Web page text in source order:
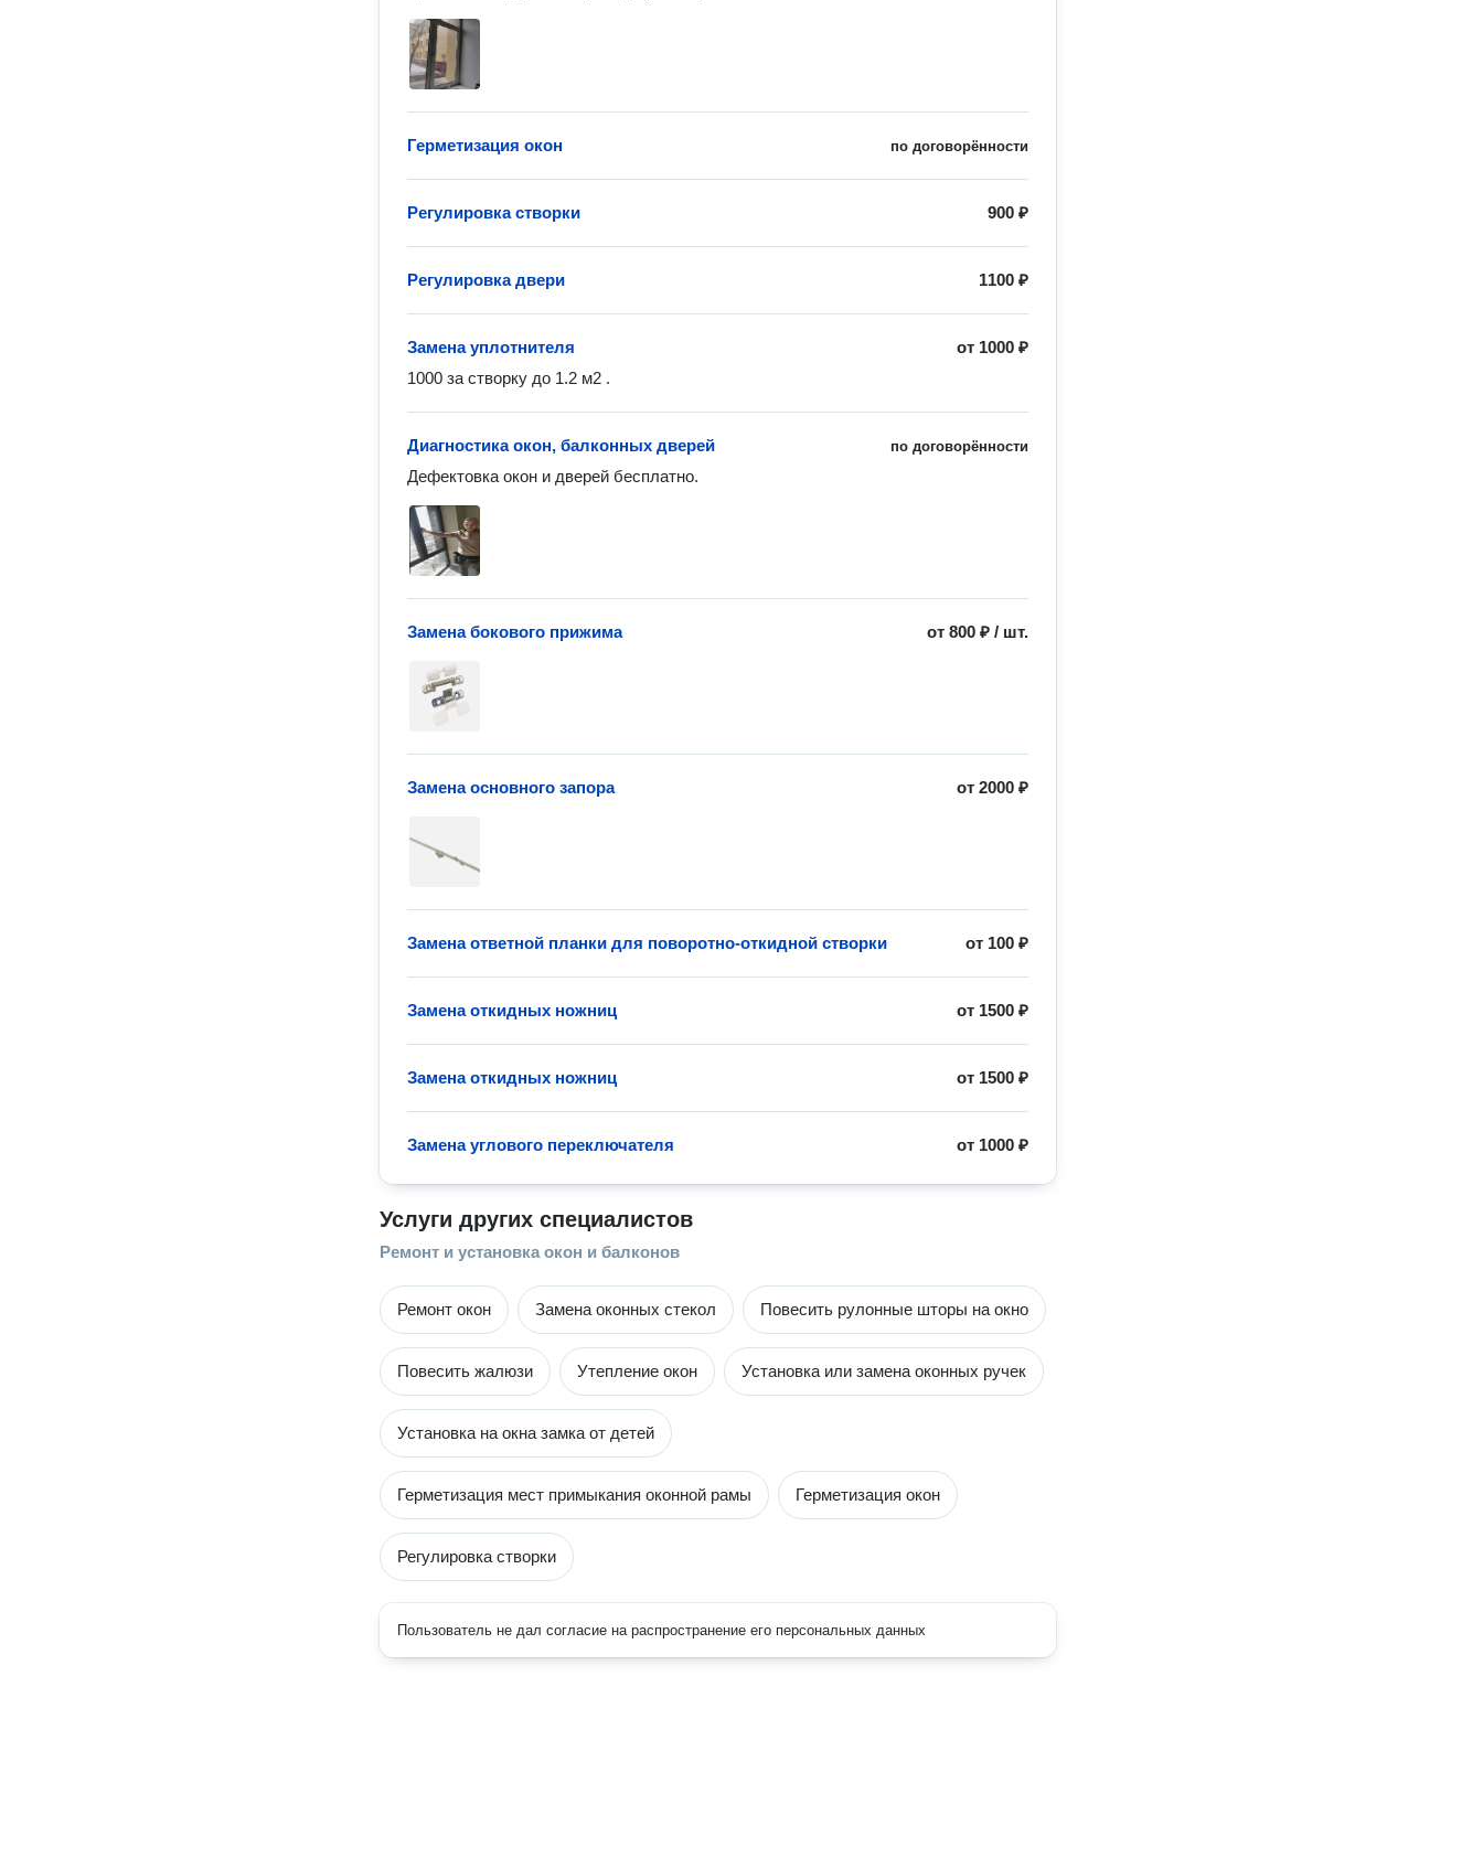
по договорённости
Герметизация окон
900 ₽
Регулировка створки
1100 ₽
Регулировка двери
от 1000 ₽
Замена уплотнителя
1000 за створку до 1.2 м2 .
по договорённости
Диагностика окон, балконных дверей
Дефектовка окон и дверей бесплатно.
от800 ₽ / шт.
Замена бокового прижима
от2000 ₽
Замена основного запора
от 100 ₽
Замена ответной планки для поворотно-откидной створки
от 1500 ₽
Замена откидных ножниц
от 1500 ₽
Замена откидных ножниц
от 1000 ₽
Замена углового переключателя
Услуги других специалистов
Ремонт и установка окон и балконов
Ремонт окон Замена оконных стекол Повесить рулонные шторы на окно
Повесить жалюзи Утепление окон Установка или замена оконных ручек
Установка на окна замка от детей
Герметизация мест примыкания оконной рамы Герметизация окон
Регулировка створки
Пользователь не дал согласие на распространение его персональных данных